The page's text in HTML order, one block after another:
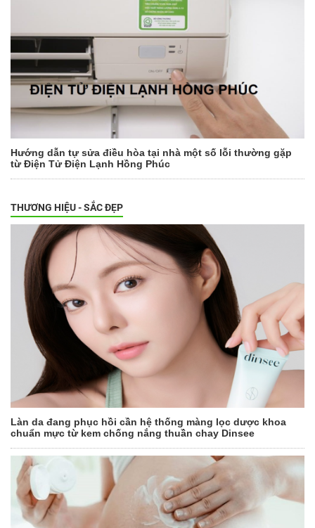
Hướng dẫn tự sửa điều hòa tại nhà một số lỗi thường gặp
từ Điện Tử Điện Lạnh Hồng Phúc
THƯƠNG HIỆU - SẮC ĐẸP
Làn da đang phục hồi cần hệ thống màng lọc dược khoa
chuẩn mực từ kem chống nắng thuần chay Dinsee